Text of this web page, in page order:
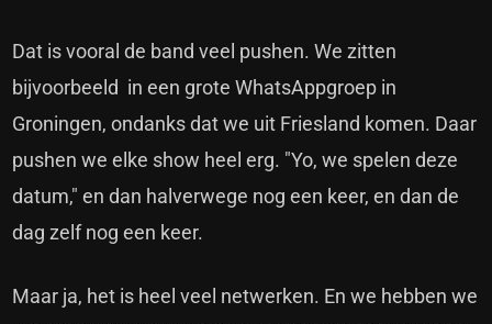
Dat is vooral de band veel pushen. We zitten
bijvoorbeeld in een grote WhatsAppgroep in
Groningen, ondanks dat we uit Friesland komen. Daar
pushen we elke show heel erg. "Yo, we spelen deze
datum," en dan halverwege nog een keer, en dan de
dag zelf nog een keer.
Maar ja, het is heel veel netwerken. En we hebben we